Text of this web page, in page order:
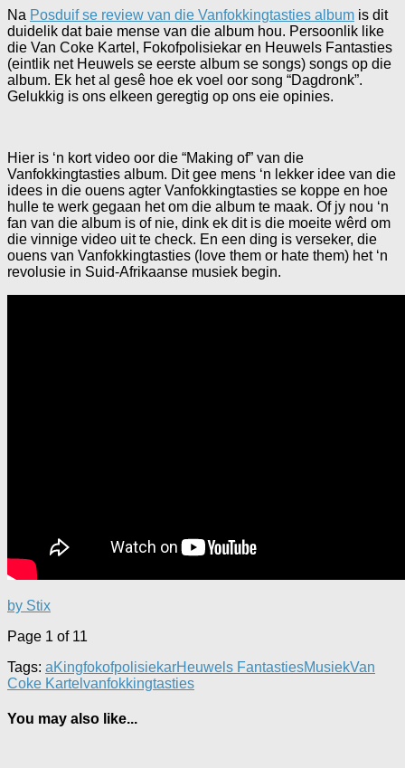
Na Posduif se review van die Vanfokkingtasties album is dit
duidelik dat baie mense van die album hou. Persoonlik like
die Van Coke Kartel, Fokofpolisiekar en Heuwels Fantasties
(eintlik net Heuwels se eerste album se songs) songs op die
album. Ek het al gesê hoe ek voel oor song “Dagdronk”.
Gelukkig is ons elkeen geregtig op ons eie opinies.
Hier is ‘n kort video oor die “Making of” van die
Vanfokkingtasties album. Dit gee mens ‘n lekker idee van die
idees in die ouens agter Vanfokkingtasties se koppe en hoe
hulle te werk gegaan het om die album te maak. Of jy nou ‘n
fan van die album is of nie, dink ek dit is die moeite wêrd om
die vinnige video uit te check. En een ding is verseker, die
ouens van Vanfokkingtasties (love them or hate them) het ‘n
revolusie in Suid-Afrikaanse musiek begin.
by Stix
Page 1 of 11
Tags: aKingfokofpolisiekarHeuwels FantastiesMusiekVan
Coke Kartel vanfokkingtasties
You may also like...